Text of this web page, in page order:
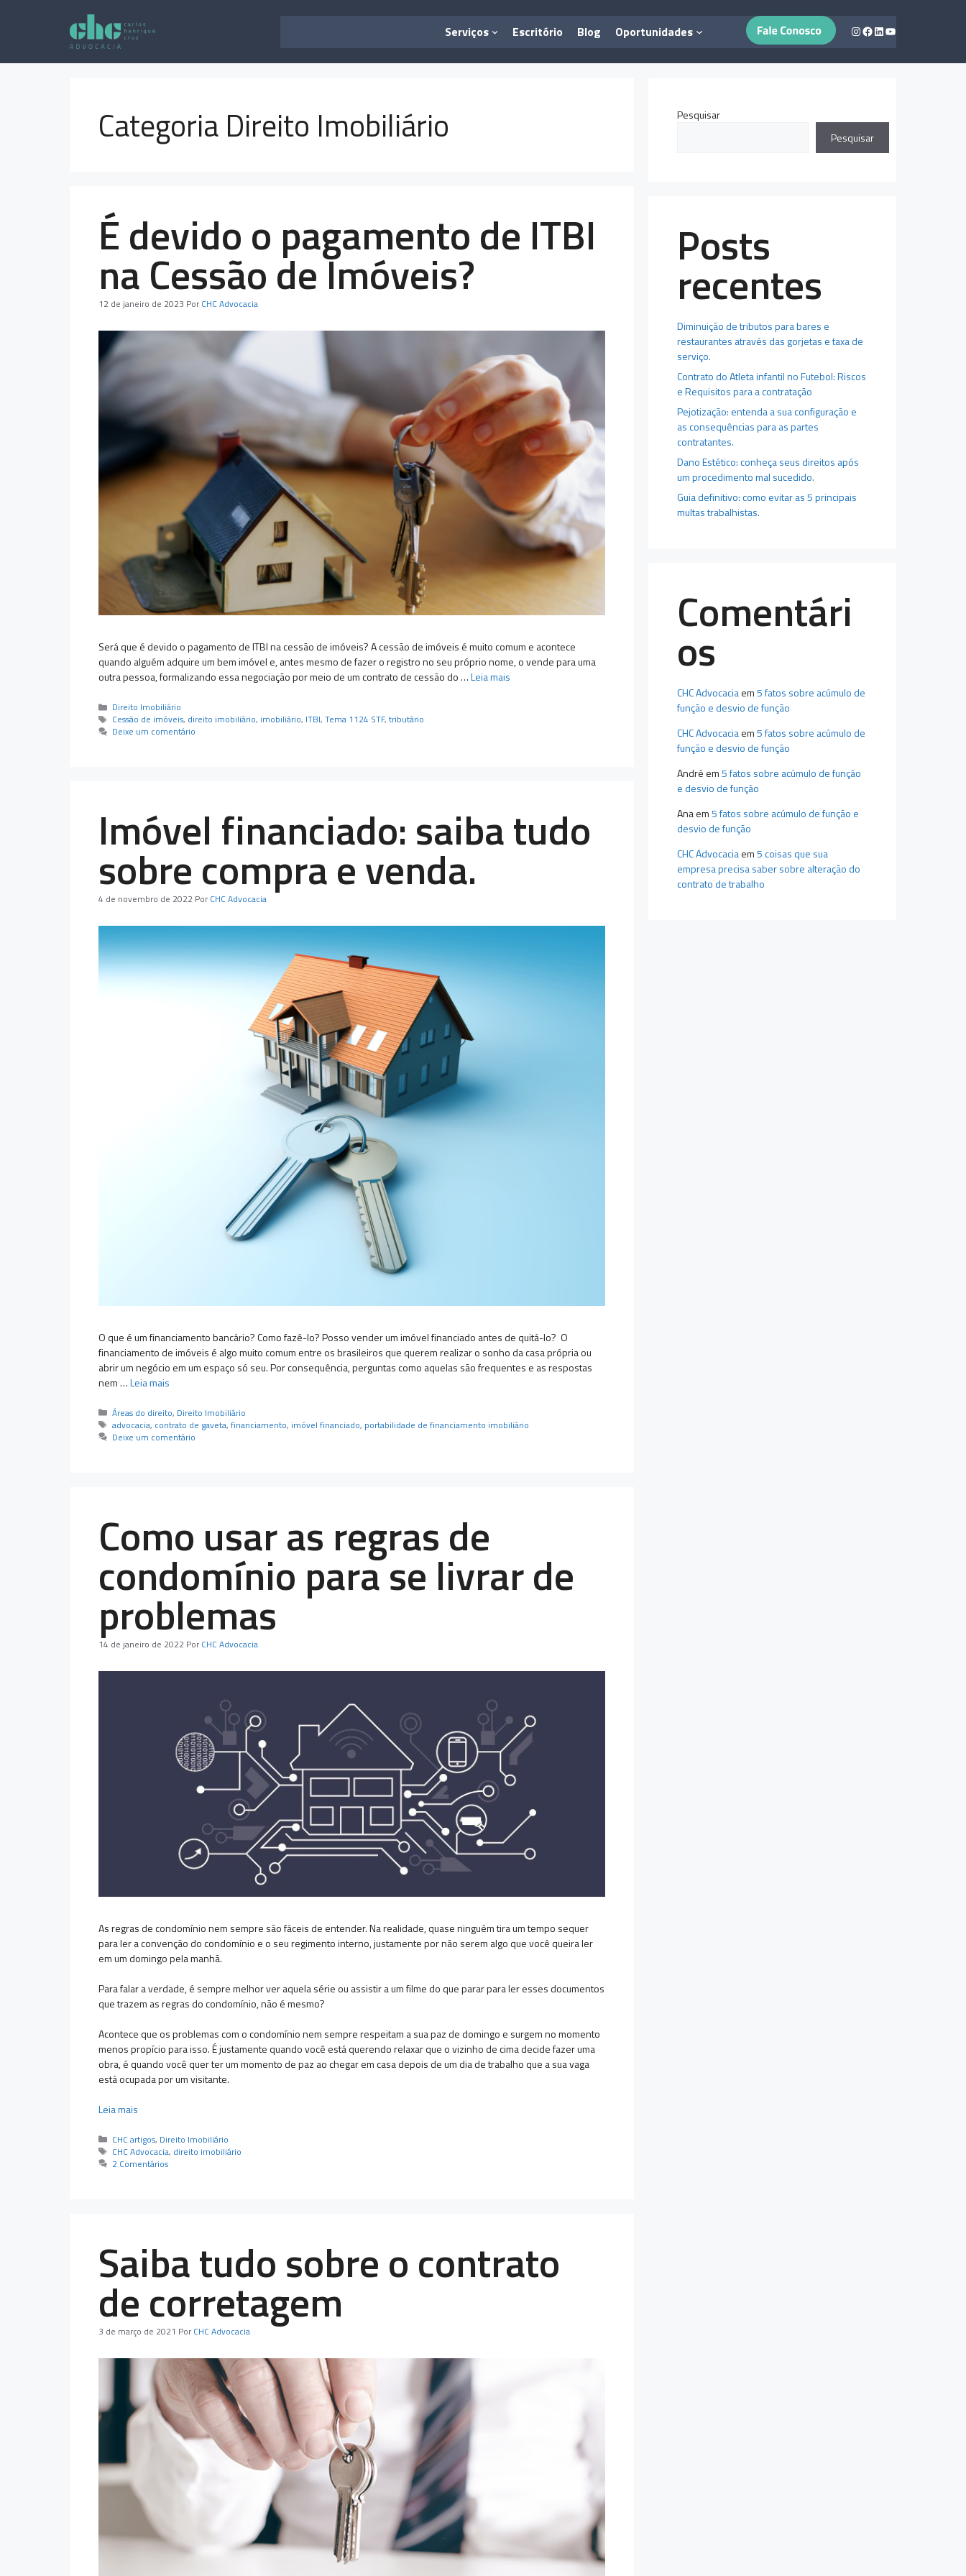
Serviços Escritório Blog Oportunidades Instagram
Facebook
LinkedIn
Youtube
Categoria Direito Imobiliário
É devido o pagamento de ITBI
na Cessão de Imóveis?
12 de janeiro de 2023 Por CHC Advocacia
Será que é devido o pagamento de ITBI na cessão de imóveis? A cessão de imóveis é muito comum e acontece
quando alguém adquire um bem imóvel e, antes mesmo de fazer o registro no seu próprio nome, o vende para uma
outra pessoa, formalizando essa negociação por meio de um contrato de cessão do …Leia mais
Categorias
Direito Imobiliário
Tags
Cessão de imóveis, direito imobiliário, imobiliário, ITBI,Tema 1124 STF,tributário
Deixe um comentário
Imóvel financiado: saiba tudo
sobre compra e venda.
4 de novembro de 2022 Por CHC Advocacia
O que é um financiamento bancário? Como fazê-lo? Posso vender um imóvel financiado antes de quitá-lo? O
financiamento de imóveis é algo muito comum entre os brasileiros que querem realizar o sonho da casa própria ou
abrir um negócio em um espaço só seu. Por consequência, perguntas como aquelas são frequentes e as respostas
nem …Leia mais
Categorias
Áreas do direito, Direito Imobiliário
Tags
advocacia, contrato de gaveta,financiamento, imóvel financiado, portabilidade de financiamento imobiliário
Deixe um comentário
Como usar as regras de
condomínio para se livrar de
problemas
14 de janeiro de 2022 Por CHC Advocacia
As regras de condomínio nem sempre são fáceis de entender. Na realidade, quase ninguém tira um tempo sequer
para ler a convenção do condomínio e o seu regimento interno, justamente por não serem algo que você queira ler
em um domingo pela manhã.
Para falar a verdade, é sempre melhor ver aquela série ou assistir a um filme do que parar para ler esses documentos
que trazem as regras do condomínio, não é mesmo?
Acontece que os problemas com o condomínio nem sempre respeitam a sua paz de domingo e surgem no momento
menos propício para isso. É justamente quando você está querendo relaxar que o vizinho de cima decide fazer uma
obra, é quando você quer ter um momento de paz ao chegar em casa depois de um dia de trabalho que a sua vaga
está ocupada por um visitante.
Leia mais
Categorias
CHC artigos, Direito Imobiliário
Tags
CHC Advocacia, direito imobiliário
2 Comentários
Saiba tudo sobre o contrato
de corretagem
3 de março de 2021 Por CHC Advocacia
Pesquisar
Pesquisar
Posts
recentes
Diminuição de tributos para bares e
restaurantes através das gorjetas e taxa de
serviço.
Contrato do Atleta infantil no Futebol: Riscos
e Requisitos para a contratação
Pejotização: entenda a sua configuração e
as consequências para as partes
contratantes.
Dano Estético: conheça seus direitos após
um procedimento mal sucedido.
Guia definitivo: como evitar as 5 principais
multas trabalhistas.
Comentári
os
CHC Advocaciaem5 fatos sobre acúmulo de
função e desvio de função
CHC Advocaciaem5 fatos sobre acúmulo de
função e desvio de função
André em5 fatos sobre acúmulo de função
e desvio de função
Anaem5 fatos sobre acúmulo de função e
desvio de função
CHC Advocaciaem5 coisas que sua
empresa precisa saber sobre alteração do
contrato de trabalho